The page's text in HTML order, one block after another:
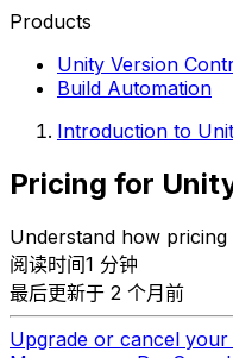
Products
Unity Version
Build Automation
Introduction to
Pricing for
Understand how
阅读时间1 分钟
最后更新于 2 个月前
Upgrade or cancel your